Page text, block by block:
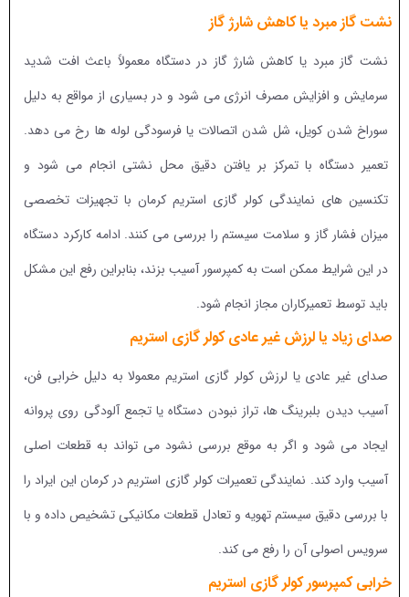
نشت گاز مبرد یا کاهش شارژ گاز
نشت گاز مبرد یا کاهش شارژ گاز در دستگاه معمولاً باعث افت شدید
سرمایش و افزایش مصرف انرژی می شود و در بسیاری از مواقع به دلیل
سوراخ شدن کویل، شل شدن اتصالات یا فرسودگی لوله ها رخ می دهد.
تعمیر دستگاه با تمرکز بر یافتن دقیق محل نشتی انجام می شود و
تکنسین های نمایندگی کولر گازی استریم کرمان با تجهیزات تخصصی
میزان فشار گاز و سلامت سیستم را بررسی می کنند. ادامه کارکرد دستگاه
در این شرایط ممکن است به کمپرسور آسیب بزند، بنابراین رفع این مشکل
باید توسط تعمیرکاران مجاز انجام شود.
صدای زیاد یا لرزش غیر عادی کولر گازی استریم
صدای غیر عادی یا لرزش کولر گازی استریم معمولا به دلیل خرابی فن،
آسیب دیدن بلبرینگ ها، تراز نبودن دستگاه یا تجمع آلودگی روی پروانه
ایجاد می شود و اگر به موقع بررسی نشود می تواند به قطعات اصلی
آسیب وارد کند. نمایندگی تعمیرات کولر گازی استریم در کرمان این ایراد را
با بررسی دقیق سیستم تهویه و تعادل قطعات مکانیکی تشخیص داده و با
سرویس اصولی آن را رفع می کند.
خرابی کمپرسور کولر گازی استریم